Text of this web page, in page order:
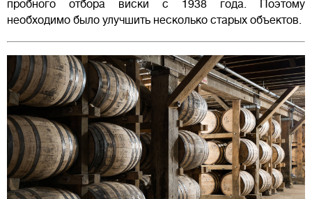
пробного отбора виски с 1938 года. Поэтому
необходимо было улучшить несколько старых объектов.